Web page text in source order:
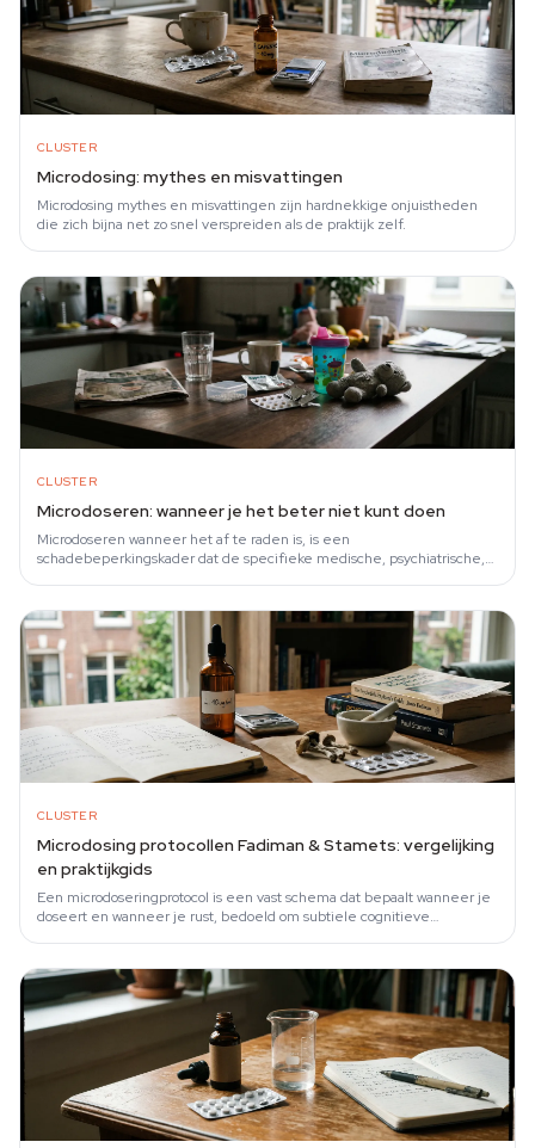
CLUSTER
Microdosing: mythes en misvattingen
Microdosing mythes en misvattingen zijn hardnekkige onjuistheden
die zich bijna net zo snel verspreiden als de praktijk zelf.
CLUSTER
Microdoseren: wanneer je het beter niet kunt doen
Microdoseren wanneer het af te raden is, is een
schadebeperkingskader dat de specifieke medische, psychiatrische,
CLUSTER
Microdosing protocollen Fadiman & Stamets: vergelijking
en praktijkgids
Een microdoseringprotocol is een vast schema dat bepaalt wanneer je
doseert en wanneer je rust, bedoeld om subtiele cognitieve